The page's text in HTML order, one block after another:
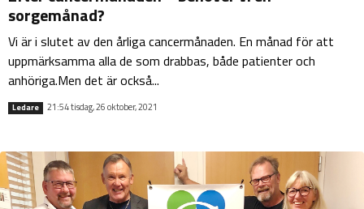
sorgemånad?
Vi är i slutet av den årliga cancermånaden. En månad för att
uppmärksamma alla de som drabbas, både patienter och
anhöriga.Men det är också...
Ledare 21:54 tisdag, 26 oktober, 2021